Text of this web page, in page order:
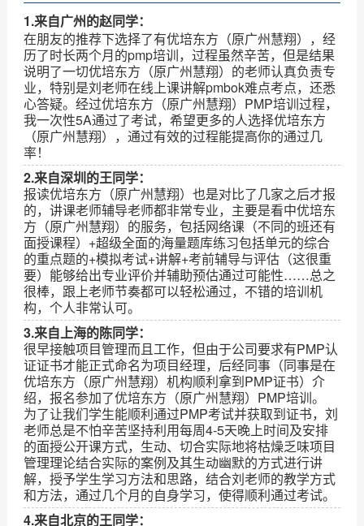
1.来自广州的赵同学：
在朋友的推荐下选择了有优培东方（原广州慧翔），经
历了时长两个月的pmp培训，过程虽然辛苦，但是结果
说明了一切优培东方（原广州慧翔）的老师认真负责专
业，特别是刘老师在线上课讲解pmbok难点考点，还悉
心答疑。经过优培东方（原广州慧翔）PMP培训过程，
我一次性5A通过了考试，希望更多的人选择优培东方
（原广州慧翔），通过有效的过程能提高你的通过几
率！
2.来自深圳的王同学：
报读优培东方（原广州慧翔）也是对比了几家之后才报
的，讲课老师辅导老师都非常专业，主要是看中优培东
方（原广州慧翔）的服务，包括网络课（不同的班还有
面授课程）+超级全面的海量题库练习包括单元的综合
的重点题的+模拟考试+讲解+考前辅导与评估（这很重
要）能够给出专业评价并辅助预估通过可能性……总之
很棒，跟上老师节奏都可以轻松通过，不错的培训机
构，个人非常认可。
3.来自上海的陈同学：
很早接触项目管理而且工作，但由于公司要求有PMP认
证证书才能正式命名为项目经理，后经同事（同事是在
优培东方（原广州慧翔）机构顺利拿到PMP证书）介
绍，报名参加了优培东方（原广州慧翔）PMP培训。
为了让我们学生能顺利通过PMP考试并获取到证书，刘
老师总是不怕辛苦坚持利用每周4-5天晚上时间及安排
的面授公开课方式，生动、切合实际地将枯燥乏味项目
管理理论结合实际的案例及其生动幽默的方式进行讲
解，授予学生学习方法和思路，结合刘老师的教学方式
和方法，通过几个月的自身学习，使得顺利通过考试。
4.来自北京的王同学：